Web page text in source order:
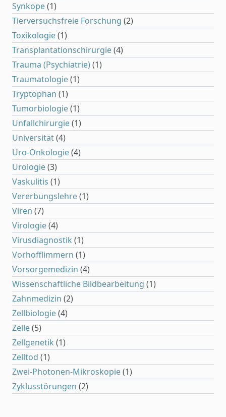
Synkope(1)
Tierversuchsfreie Forschung (2)
Toxikologie(1)
Transplantationschirurgie(4)
Trauma (Psychiatrie)(1)
Traumatologie(1)
Tryptophan (1)
Tumorbiologie(1)
Unfallchirurgie(1)
Universität(4)
Uro-Onkologie(4)
Urologie(3)
Vaskulitis (1)
Vererbungslehre(1)
Viren (7)
Virologie(4)
Virusdiagnostik (1)
Vorhofflimmern (1)
Vorsorgemedizin (4)
Wissenschaftliche Bildbearbeitung (1)
Zahnmedizin (2)
Zellbiologie(4)
Zelle(5)
Zellgenetik (1)
Zelltod (1)
Zwei-Photonen-Mikroskopie(1)
Zyklusstörungen (2)